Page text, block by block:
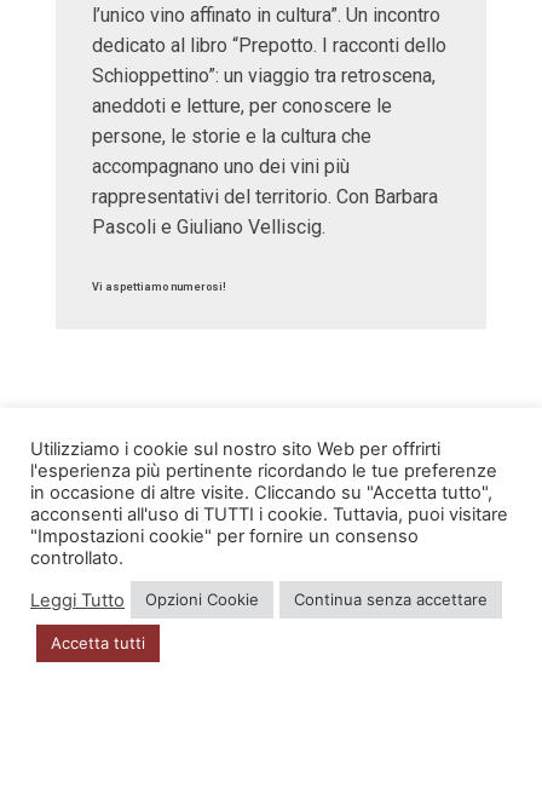
l’unico vino affinato in cultura”. Un incontro
dedicato al libro “Prepotto. I racconti dello
Schioppettino”: un viaggio tra retroscena,
aneddoti e letture, per conoscere le
persone, le storie e la cultura che
accompagnano uno dei vini più
rappresentativi del territorio. Con Barbara
Pascoli e Giuliano Velliscig.
Vi aspettiamo numerosi!
INFO
Account
Privacy Policy
Utilizziamo i cookie sul nostro sito Web per offrirti
l'esperienza più pertinente ricordando le tue preferenze
in occasione di altre visite. Cliccando su "Accetta tutto",
acconsenti all'uso di TUTTI i cookie. Tuttavia, puoi visitare
"Impostazioni cookie" per fornire un consenso
controllato.
Leggi Tutto
Opzioni Cookie Continua senza accettare
Accetta tutti